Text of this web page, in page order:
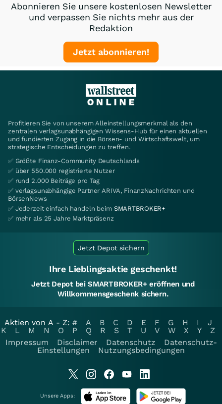
Abonnieren Sie unsere kostenlosen Newsletter
und verpassen Sie nichts mehr aus der
Redaktion
Jetzt abonnieren!
Profitieren Sie von unserem Alleinstellungsmerkmal als den
zentralen verlagsunabhängigen Wissens-Hub für einen aktuellen
und fundierten Zugang in die Börsen- und Wirtschaftswelt, um
strategische Entscheidungen zu treffen.
✅ Größte Finanz-Community Deutschlands
✅ über 550.000 registrierte Nutzer
✅ rund 2.000 Beiträge pro Tag
✅ verlagsunabhängige Partner ARIVA, FinanzNachrichten und
BörsenNews
✅ Jederzeit einfach handeln beim SMARTBROKER+
✅ mehr als 25 Jahre Marktpräsenz
Jetzt Depot sichern
Ihre Lieblingsaktie geschenkt!
Jetzt Depot bei SMARTBROKER+ eröffnen und
Willkommensgeschenk sichern.
Aktien von A - Z: # A B C D E F G H I
J
K
L M N O P Q R S T U V W X Y
Z
Impressum
Disclaimer Datenschutz
Datenschutz-
Einstellungen
Nutzungsbedingungen
Unsere Apps: